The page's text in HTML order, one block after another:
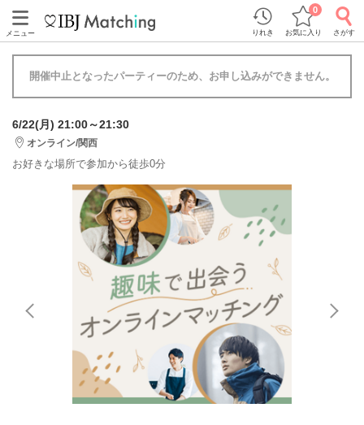
メニュー りれき お気に入り
0
さがす
開催中止となったパーティーのため、お申し込みができません。
6/22(月) 21:00～21:30
オンライン/関西
お好きな場所で参加から徒歩0分